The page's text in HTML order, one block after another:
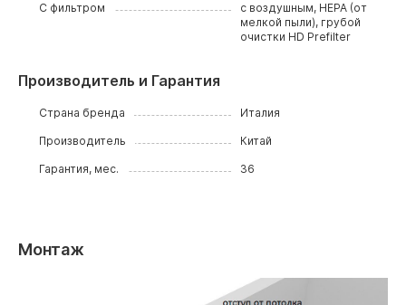
С фильтром
с воздушным, HEPA (от
мелкой пыли), грубой
очистки HD Prefilter
Производитель и Гарантия
Страна бренда Италия
Производитель Китай
Гарантия, мес. 36
Монтаж